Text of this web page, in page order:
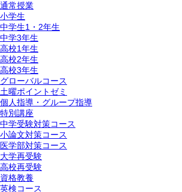
通常授業
小学生
中学生1・2年生
中学3年生
高校1年生
高校2年生
高校3年生
グローバルコース
土曜ポイントゼミ
個人指導・グループ指導
特別講座
中学受験対策コース
小論文対策コース
医学部対策コース
大学再受験
高校再受験
資格教養
英検コース